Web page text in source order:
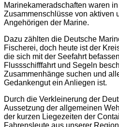
Marinekameradschaften waren
Zusammenschlüsse von aktiven
Angehörigen der Marine.
Dazu zählten die Deutsche
Fischerei, doch heute ist der
die sich mit der Seefahrt
Flussschifffahrt und Segeln
Zusammenhänge suchen und
Gedankengut ein Anliegen ist.
Durch die Verkleinerung der
Aussetzung der allgemeinen
der kurzen Liegezeiten der
Fahrensleute aus unserer